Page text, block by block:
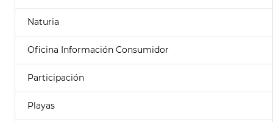
Naturia
Oficina Información Consumidor
Participación
Playas